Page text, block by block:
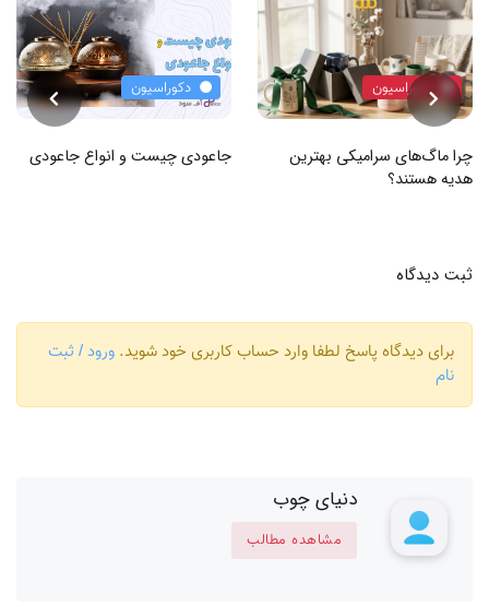
دکوراسیون
چرا ماگ‌های سرامیکی بهترین
هدیه هستند؟
دکوراسیون
جاعودی چیست و انواع جاعودی
ثبت دیدگاه
برای دیدگاه پاسخ لطفا وارد حساب کاربری خود شوید. ورود / ثبت
نام
دنیای چوب
مشاهده مطالب